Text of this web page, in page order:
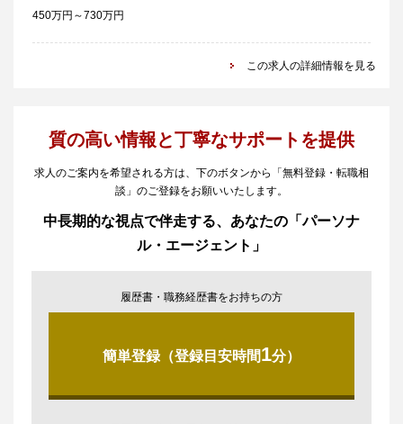
450万円～730万円
この求人の詳細情報を見る
質の高い情報と丁寧なサポートを提供
求人のご案内を希望される方は、下のボタンから「無料登録・転職相
談」のご登録をお願いいたします。
中長期的な視点で伴走する、あなたの「パーソナ
ル・エージェント」
履歴書・職務経歴書をお持ちの方
簡単登録（登録目安時間1分）